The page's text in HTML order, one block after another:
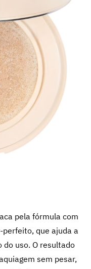
pela fórmula com
que ajuda a
do uso. O resultado
sem pesar,